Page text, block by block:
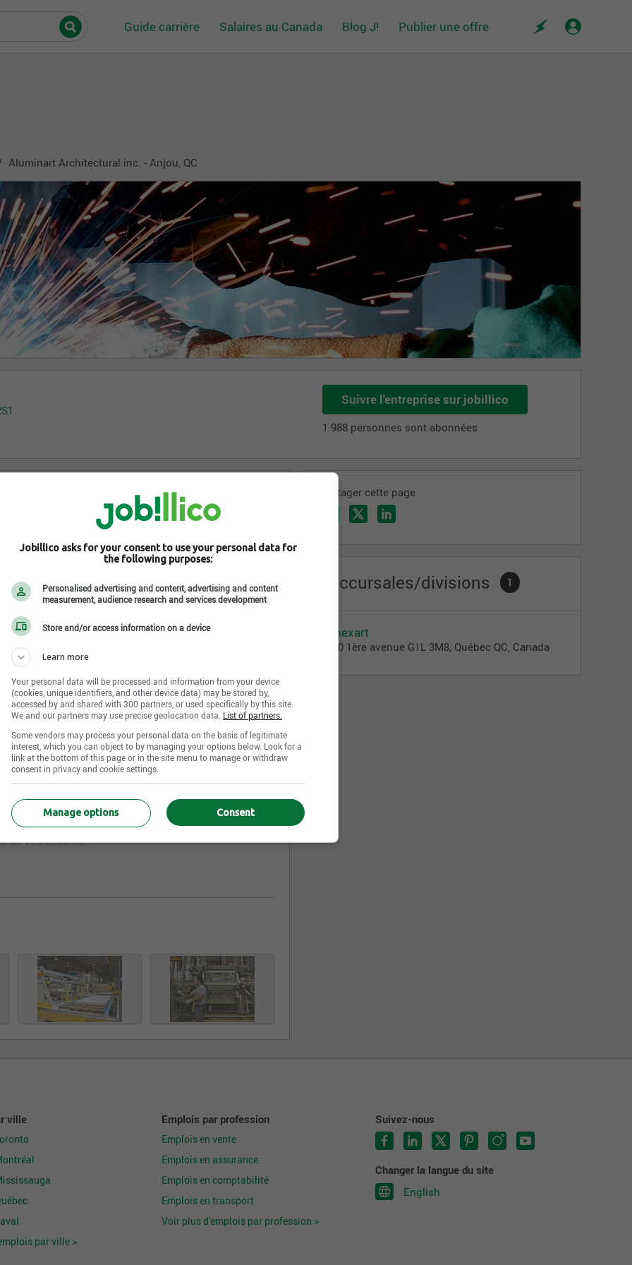
Guide carrière Salaires au Canada Blog J! Publier une offre
Aluminart Architectural inc. - Anjou, QC
Suivre l'entreprise sur jobillico
1 988 personnes sont abonnées
dans la fabrication de portes et fenêtres en aluminium
nous avons toujours été synonyme d'excellence
SERVICE, qui ont fait notre renommée depuis plus
en aluminium et de fenêtres en PVC.
leurs méthodes de fabrication en utilisant que
le domaine de la fenestration pour vous offrir tout
mesure. Des modèles exclusifs conçus et fabriqués
de vos besoins.
le travail d'équipe, le respect ainsi que
Partager cette page
Succursales/divisions 1
Fenexart
2190 1ère avenue G1L 3M8, Québec QC, Canada
ville
par ville >
Emplois par profession
Emplois en vente
Emplois en assurance
Emplois en comptabilité
Emplois en transport
Voir plus d'emplois par profession >
Suivez-nous
Changer la langue du site
English
Jobillico asks for your consent to use your personal data for
the following purposes:
Personalised advertising and content, advertising and content
measurement, audience research and services development
Store and/or access information on a device
Learn more
Your personal data will be processed and information from your device
(cookies, unique identifiers, and other device data) may be stored by,
accessed by and shared with 300 partners, or used specifically by this site.
We and our partners may use precise geolocation data. List of partners.
Some vendors may process your personal data on the basis of legitimate
interest, which you can object to by managing your options below. Look for a
link at the bottom of this page or in the site menu to manage or withdraw
consent in privacy and cookie settings.
Consent
Manage options